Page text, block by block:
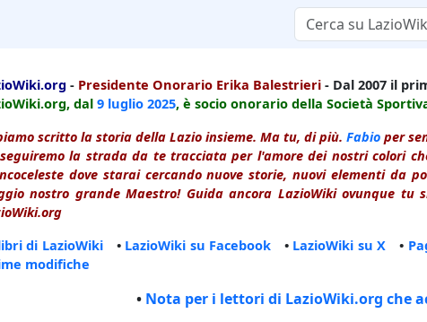
- Presidente Onorario Erika Balestrieri - Dal 2007 il
dal 9 luglio 2025, è socio onorario della Società
scritto la storia della Lazio insieme. Ma tu, di più. Fabio per
la strada da te tracciata per l'amore dei nostri colori
dove starai cercando nuove storie, nuovi elementi da
nostro grande Maestro! Guida ancora LazioWiki ovunque
di LazioWiki• LazioWiki su Facebook • LazioWiki su X •
modifiche
• Nota per i lettori di LazioWiki.org che